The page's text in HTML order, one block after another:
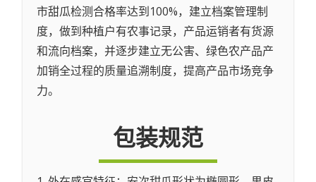
市甜瓜检测合格率达到100%，建立档案管理制
度，做到种植户有农事记录，产品运销者有货源
和流向档案，并逐步建立无公害、绿色农产品产
加销全过程的质量追溯制度，提高产品市场竞争
力。
包装规范